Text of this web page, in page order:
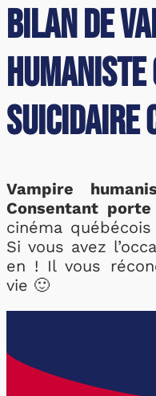
Bilan de
Suicidaire
Vampire
Consentant
cinéma
Si vous avez
en ! Il vous
vie 🙂